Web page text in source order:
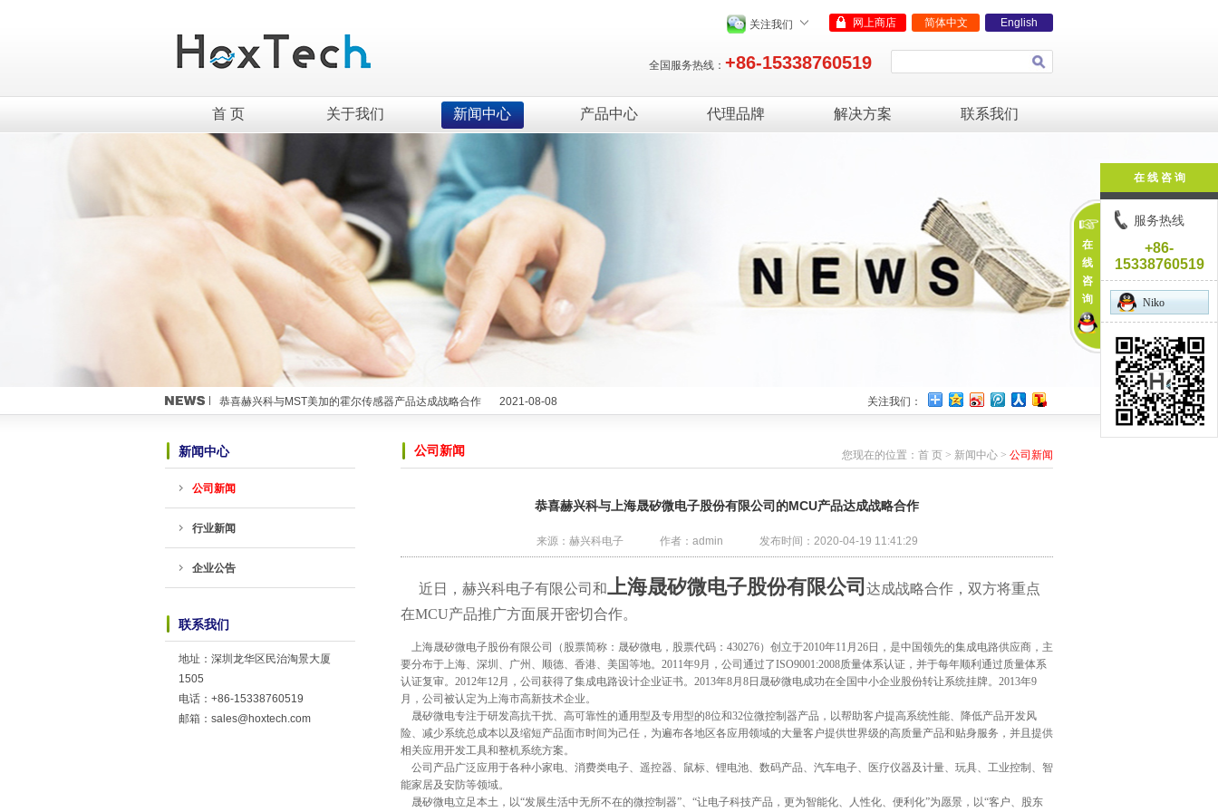
关注我们 网上商店 简体中文 English
全国服务热线： +86-15338760519
首 页 关于我们 新闻中心 产品中心 代理品牌 解决方案 联系我们
英集芯移动电源新国标全套解决方案介绍
2025-12-29
TWS充电仓解决方案------快速恢复能量，提升续航体验
恭喜赫兴科与MST美加的霍尔传感器产品达成战略合作
2021-08-08
可能是世界上最小的锂电池充电芯片-HP4059
2019-04-22
恭喜赫兴科与台湾迅杰（ENE）达成战略合作
新网站全新上线
2018-10-23
英集芯移动电源新国标全套解决方案介绍
TWS充电仓解决方案------快速恢复能量，提升续航体验
2022-11-08
恭喜赫兴科与MST美加的霍尔传感器产品达成战略合作
恭喜赫兴科与ICM创芯微的锂电保护IC产品达成战略合作
2021-03-19
可能是世界上最小的锂电池充电芯片-HP4059
2019-04-22
恭喜赫兴科与台湾迅杰（ENE）达成战略合作
2018-11-15
关注我们：
新闻中心
公司新闻
行业新闻
企业公告
联系我们
地址：深圳龙华区民治淘景大厦
1505
电话：+86-15338760519
邮箱：sales@hoxtech.com
公司新闻 您现在的位置： 首 页 > 新闻中心 > 公司新闻
恭喜赫兴科与上海晟矽微电子股份有限公司的MCU产品达成战略合作
来源：赫兴科电子 作者：admin 发布时间：2020-04-19 11:41:29
近日，赫兴科电子有限公司和上海晟矽微电子股份有限公司 达成战略合作，双方将重点
在MCU产品推广方面展开密切合作。
上海晟矽微电子股份有限公司（股票简称：晟矽微电，股票代码：430276）创立于2010年11月26日，是中国领先的集成电路供应商，主
要分布于上海、深圳、广州、顺德、香港、美国等地。2011年9月，公司通过了ISO9001:2008质量体系认证，并于每年顺利通过质量体系
认证复审。2012年12月，公司获得了集成电路设计企业证书。2013年8月8日晟矽微电成功在全国中小企业股份转让系统挂牌。2013年9
月，公司被认定为上海市高新技术企业。
晟矽微电专注于研发高抗干扰、高可靠性的通用型及专用型的8位和32位微控制器产品，以帮助客户提高系统性能、降低产品开发风
险、减少系统总成本以及缩短产品面市时间为己任，为遍布各地区各应用领域的大量客户提供世界级的高质量产品和贴身服务，并且提供
相关应用开发工具和整机系统方案。
公司产品广泛应用于各种小家电、消费类电子、遥控器、鼠标、锂电池、数码产品、汽车电子、医疗仪器及计量、玩具、工业控制、智
能家居及安防等领域。
晟矽微电立足本土，以“发展生活中无所不在的微控制器”、“让电子科技产品，更为智能化、人性化、便利化”为愿景，以“客户、股东
在 线 咨 询
在
线
咨
询
服务热线
+86-
15338760519
Niko